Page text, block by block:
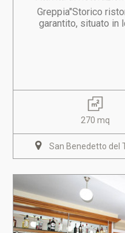
Greppia"Storico
garantito, situato in
270 mq
San Benedetto del